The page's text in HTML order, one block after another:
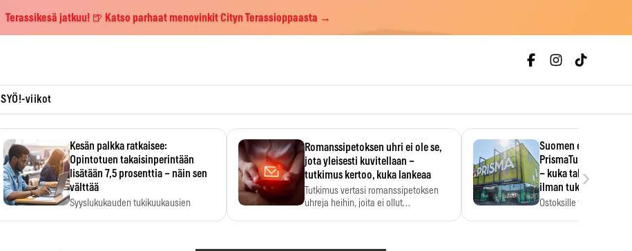
Terassikesä jatkuu! 🍺 Katso parhaat menovinkit Cityn Terassioppaasta →
SYÖ!-viikot
Kesän palkka ratkaisee:
Opintotuen takaisinperintään
lisätään 7,5 prosenttia – näin sen
välttää
Syyslukukauden tukikuukausien
Romanssipetoksen uhri ei ole se,
jota yleisesti kuvitellaan –
tutkimus kertoo, kuka lankeaa
Tutkimus vertasi romanssipetoksen
uhreja heihin, joita ei ollut…
Suomen
PrismaTukku avautui
– kuka tahansa
ilman tukkukorttia
Ostoksille tarvitse
›